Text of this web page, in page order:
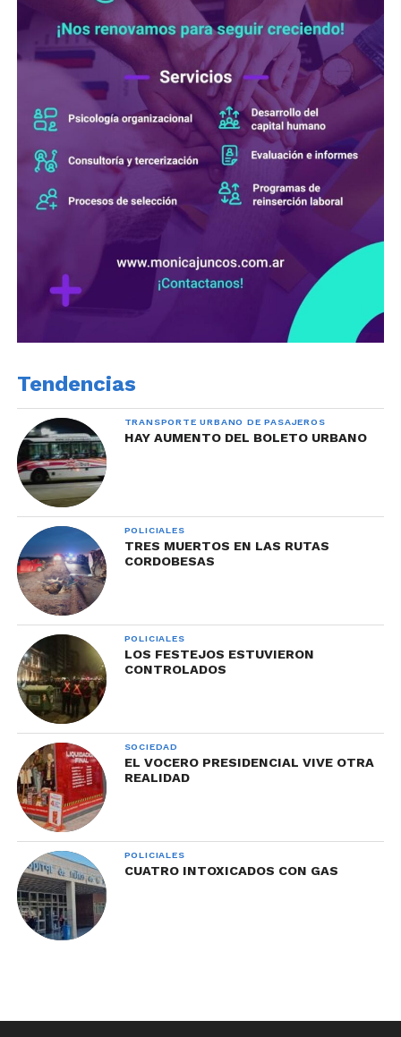
Tendencias
TRANSPORTE URBANO DE PASAJEROS
HAY AUMENTO DEL BOLETO URBANO
POLICIALES
TRES MUERTOS EN LAS RUTAS
CORDOBESAS
POLICIALES
LOS FESTEJOS ESTUVIERON
CONTROLADOS
SOCIEDAD
EL VOCERO PRESIDENCIAL VIVE OTRA
REALIDAD
POLICIALES
CUATRO INTOXICADOS CON GAS